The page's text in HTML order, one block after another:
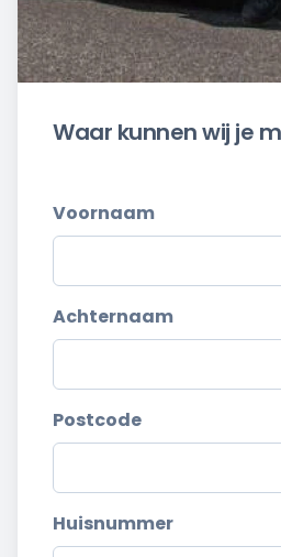
Waar kunnen wij je
Voornaam
Achternaam
Postcode
Huisnummer